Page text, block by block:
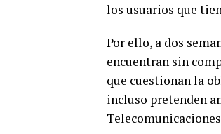
los usuarios que
Por ello, a dos
encuentran sin
que cuestionan la
incluso pretenden